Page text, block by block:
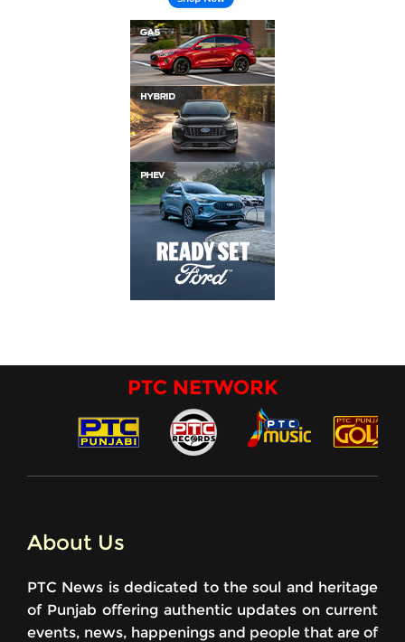
PTC NETWORK
About Us
PTC News is dedicated to the soul and heritage
of Punjab offering authentic updates on current
events, news, happenings and people that are of